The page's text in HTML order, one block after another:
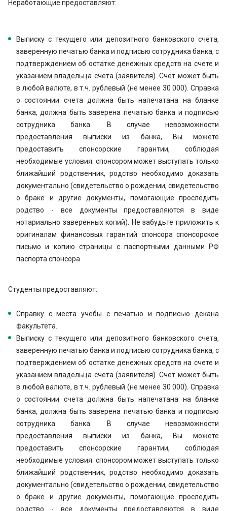
Неработающие предоставляют:
Выписку с текущего или депозитного банковского счета,
заверенную печатью банка и подписью сотрудника банка, с
подтверждением об остатке денежных средств на счете и
указанием владельца счета (заявителя). Счет может быть
в любой валюте, в т.ч. рублевый (не менее 30 000). Справка
о состоянии счета должна быть напечатана на бланке
банка, должна быть заверена печатью банка и подписью
сотрудника банка. В случае невозможности
предоставления выписки из банка, Вы можете
предоставить спонсорские гарантии, соблюдая
необходимые условия: спонсором может выступать только
ближайший родственник, родство необходимо доказать
документально (свидетельство о рождении, свидетельство
о браке и другие документы, помогающие проследить
родство - все документы предоставляются в виде
нотариально заверенных копий). Не забудьте приложить к
оригиналам финансовых гарантий спонсора спонсорское
письмо и копию страницы с паспортными данными РФ
паспорта спонсора
Студенты предоставляют:
Справку с места учебы с печатью и подписью декана
факультета.
Выписку с текущего или депозитного банковского счета,
заверенную печатью банка и подписью сотрудника банка, с
подтверждением об остатке денежных средств на счете и
указанием владельца счета (заявителя). Счет может быть
в любой валюте, в т.ч. рублевый (не менее 30 000). Справка
о состоянии счета должна быть напечатана на бланке
банка, должна быть заверена печатью банка и подписью
сотрудника банка. В случае невозможности
предоставления выписки из банка, Вы можете
предоставить спонсорские гарантии, соблюдая
необходимые условия: спонсором может выступать только
ближайший родственник, родство необходимо доказать
документально (свидетельство о рождении, свидетельство
о браке и другие документы, помогающие проследить
родство - все документы предоставляются в виде